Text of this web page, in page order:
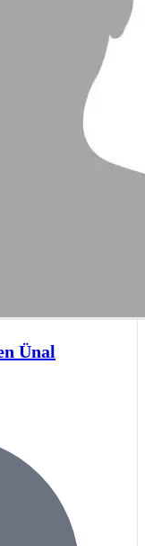
Ünal